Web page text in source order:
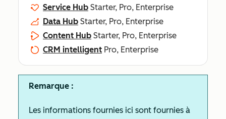
Service Hub Starter, Pro, Enterprise
Data Hub Starter, Pro, Enterprise
Content Hub Starter, Pro, Enterprise
CRM intelligent Pro, Enterprise
Remarque :
Les informations fournies ici sont fournies à